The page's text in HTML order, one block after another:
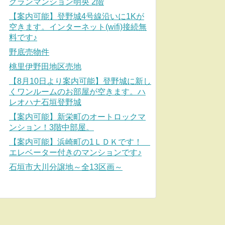
グランマンション明央 2階
【案内可能】登野城4号線沿いに1Kが
空きます。インターネット(wifi)接続無
料です♪
野底売物件
桃里伊野田地区売地
【8月10日より案内可能】登野城に新し
くワンルームのお部屋が空きます。ハ
レオハナ石垣登野城
【案内可能】新栄町のオートロックマ
ンション！3階中部屋。
【案内可能】浜崎町の1ＬＤＫです！
エレベーター付きのマンションです♪
石垣市大川分譲地～全13区画～